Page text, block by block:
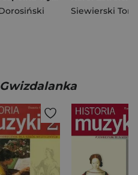
Siewierski